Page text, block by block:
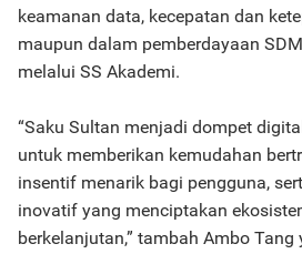
keamanan data, kecepatan dan
maupun dalam pemberdayaan
melalui SS Akademi.
“Saku Sultan menjadi dompet
untuk memberikan kemudahan
insentif menarik bagi pengguna,
inovatif yang menciptakan
berkelanjutan,” tambah Ambo